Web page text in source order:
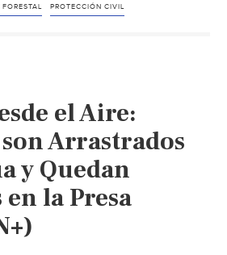
PROTECCIÓN CIVIL
el Aire:
Arrastrados
y Quedan
la Presa